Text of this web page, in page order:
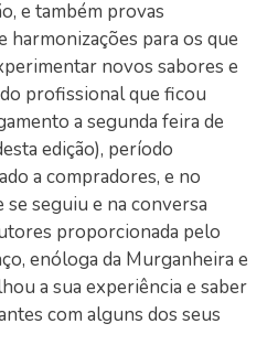
e também provas
harmonizações para os que
novos sabores e
profissional que ficou
a segunda feira de
edição), período
a compradores, e no
seguiu e na conversa
proporcionada pelo
enóloga da Murganheira e
a sua experiência e saber
com alguns dos seus